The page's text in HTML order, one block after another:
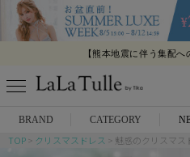
【熊本地震に伴う集配へ
【夏季休業に
BRAND CATEGORY
TOP クリスマスドレス 魅惑のクリスマス